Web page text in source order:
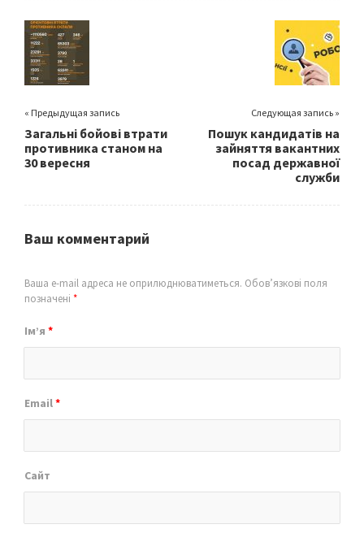
o
o
k
er
« Предыдущая запись
Загальні бойові втрати
противника станом на
30 вересня
Следующая запись »
Пошук кандидатів на
зайняття вакантних
посад державної
служби
Ваш комментарий
Ваша e-mail адреса не оприлюднюватиметься. Обов’язкові поля
позначені *
Ім’я *
Email*
Сайт